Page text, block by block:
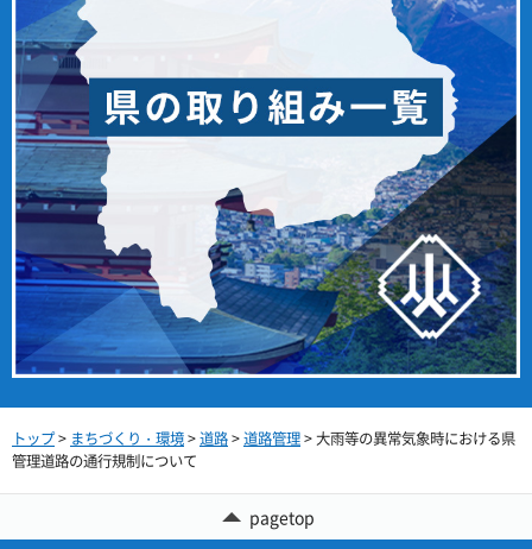
トップ> まちづくり・環境>道路>道路管理> 大雨等の異常気象時における県
管理道路の通行規制について
pagetop